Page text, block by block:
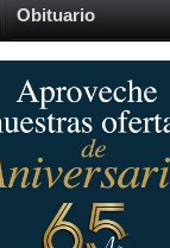
Obituario